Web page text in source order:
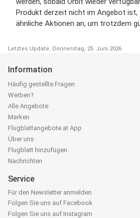
Produkt derzeit nicht im Angebot ist,
ähnliche Aktionen an, um trotzdem
Letztes Update: Donnerstag, 25. Juni 2026
Information
Häufig gestellte Fragen
Werben?
Alle Angebote
Marken
Flugblattangebote.at App
Über uns
Flugblatt hinzufügen
Nachrichten
Service
Für den Newsletter anmelden
Folgen Sie uns auf Facebook
Folgen Sie uns auf Instagram